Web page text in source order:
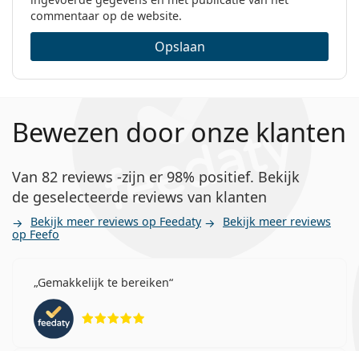
commentaar op de website.
Opslaan
Bewezen door onze klanten
Van 82 reviews -zijn er 98% positief. Bekijk
de geselecteerde reviews van klanten
Bekijk meer reviews op Feedaty Bekijk meer reviews
op Feefo
Gemakkelijk te bereiken